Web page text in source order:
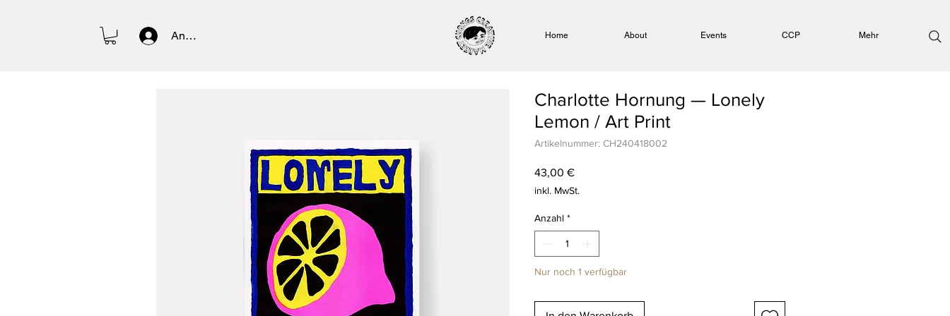
Anmelden Home About Events CCP Mehr
Charlotte Hornung — Lonely
Lemon / Art Print
Artikelnummer: CH240418002
43,00 €Preis
inkl. MwSt.
Anzahl *
Nur noch 1 verfügbar